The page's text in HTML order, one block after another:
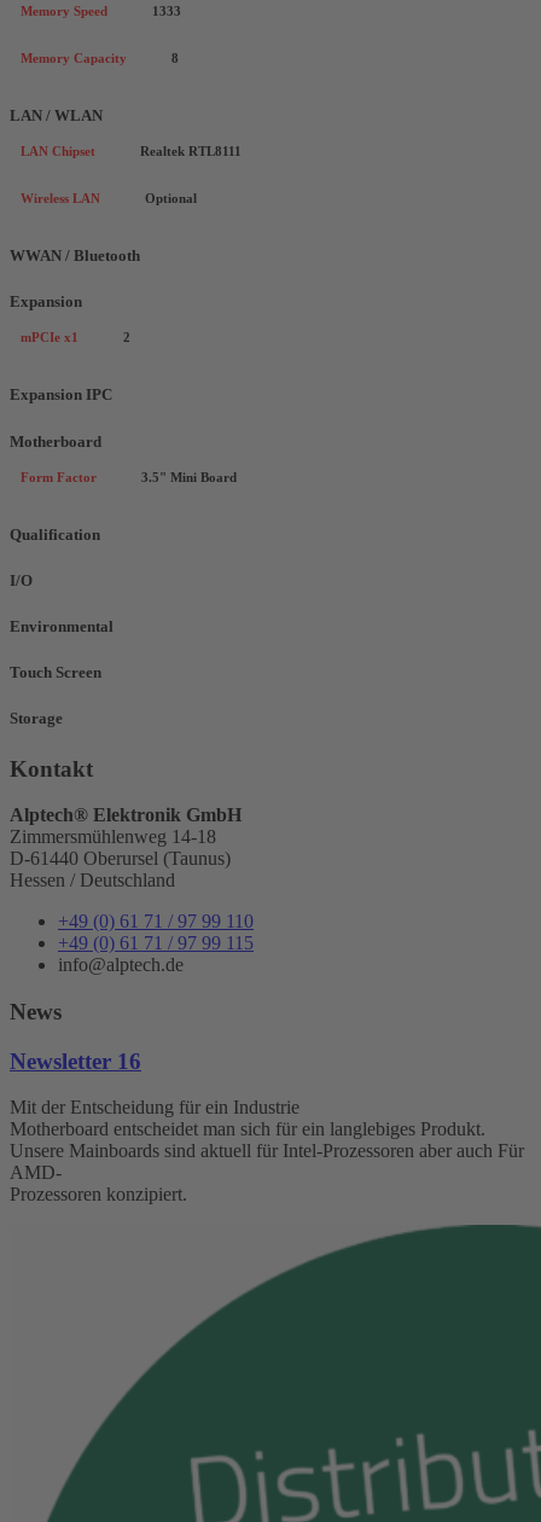
Memory Speed 1333
Memory Capacity 8
LAN / WLAN
LAN Chipset Realtek RTL8111
Wireless LAN Optional
WWAN / Bluetooth
Expansion
mPCIe x1 2
Expansion IPC
Motherboard
Form Factor 3.5" Mini Board
Qualification
I/O
Environmental
Touch Screen
Storage
Kontakt
Alptech® Elektronik GmbH
Zimmersmühlenweg 14-18
D-61440 Oberursel (Taunus)
Hessen / Deutschland
+49 (0) 61 71 / 97 99 110
+49 (0) 61 71 / 97 99 115
info@alptech.de
News
Newsletter 16
Mit der Entscheidung für ein Industrie
Motherboard entscheidet man sich für ein langlebiges Produkt.
Unsere Mainboards sind aktuell für Intel-Prozessoren aber auch Für
AMD-
Prozessoren konzipiert.